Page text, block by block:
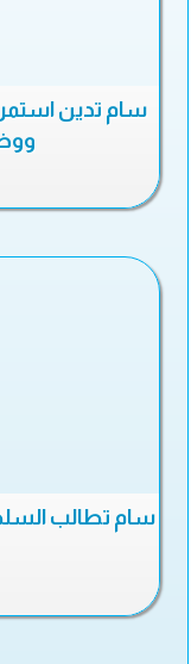
سام تدين
سام تطالب